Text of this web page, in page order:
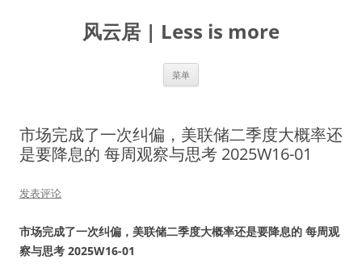
风云居 | Less is more
菜单
市场完成了一次纠偏，美联储二季度大概率还
是要降息的 每周观察与思考 2025W16-01
发表评论
市场完成了一次纠偏，美联储二季度大概率还是要降息的 每周观
察与思考 2025W16-01